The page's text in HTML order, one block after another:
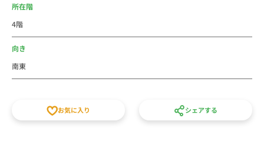
所在階
4階
向き
南東
お気に入り シェアする